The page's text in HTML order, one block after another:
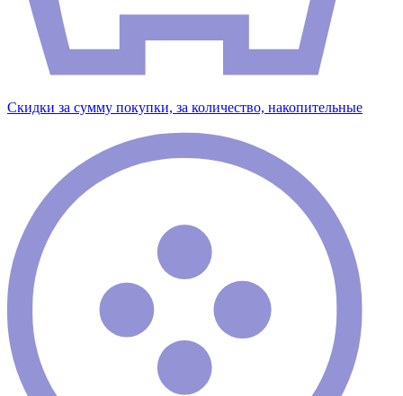
Скидки за сумму покупки, за количество, накопительные